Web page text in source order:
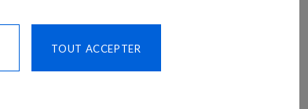
TOUT ACCEPTER